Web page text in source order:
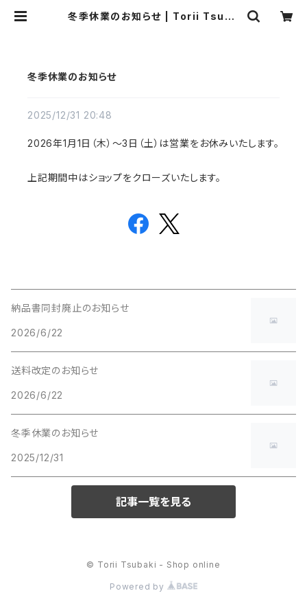
冬季休業のお知らせ | Torii Tsuba
冬季休業のお知らせ
2025/12/31 20:48
2026年1月1日（木）〜3日（土）は営業をお休みいたします。
上記期間中はショップをクローズいたします。
納品書同封廃止のお知らせ
2026/6/22
送料改定のお知らせ
2026/6/22
冬季休業のお知らせ
2025/12/31
記事一覧を見る
© Torii Tsubaki - Shop online
Powered by